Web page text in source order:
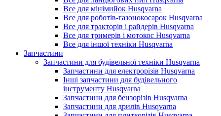
Все для мінімийок Husqvarna
Все для роботів-газонокосарок Husqvarna
Все для тракторів і райдерів Husqvarna
Все для тримерів і мотокос Husqvarna
Все для іншої техніки Husqvarna
Запчастини
Запчастини для будівельної техніки Husqvarna
Запчастини для електрорізів Husqvarna
Інші запчастини для будівельного
інструменту Husqvarna
Запчастини для бензорізів Husqvarna
Запчастини для дрилів Husqvarna